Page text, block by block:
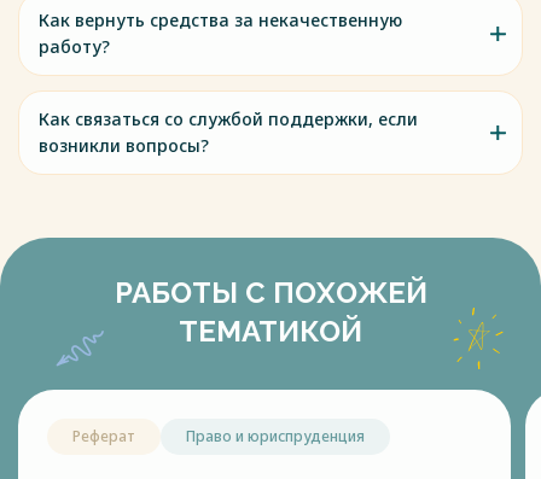
Как вернуть средства за некачественную
работу?
Как связаться со службой поддержки, если
возникли вопросы?
РАБОТЫ С ПОХОЖЕЙ
ТЕМАТИКОЙ
Реферат Право и юриспруденция